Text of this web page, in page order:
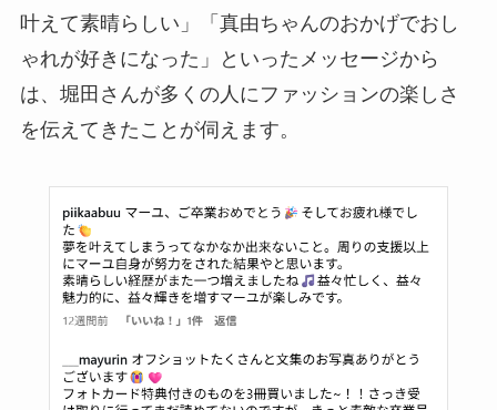
叶えて素晴らしい」「真由ちゃんのおかげでおし
ゃれが好きになった」といったメッセージから
は、堀田さんが多くの人にファッションの楽しさ
を伝えてきたことが伺えます。